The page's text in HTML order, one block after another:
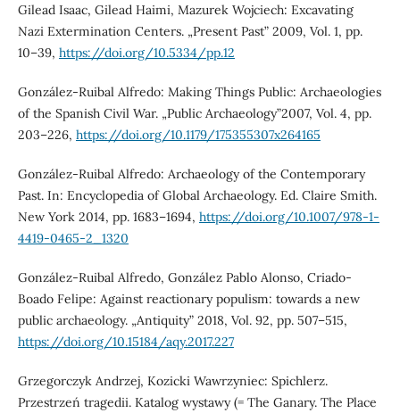
Gilead Isaac, Gilead Haimi, Mazurek Wojciech: Excavating
Nazi Extermination Centers. „Present Past” 2009, Vol. 1, pp.
10–39, https://doi.org/10.5334/pp.12
González-Ruibal Alfredo: Making Things Public: Archaeologies
of the Spanish Civil War. „Public Archaeology”2007, Vol. 4, pp.
203–226, https://doi.org/10.1179/175355307x264165
González-Ruibal Alfredo: Archaeology of the Contemporary
Past. In: Encyclopedia of Global Archaeology. Ed. Claire Smith.
New York 2014, pp. 1683–1694, https://doi.org/10.1007/978-1-
4419-0465-2_1320
González-Ruibal Alfredo, González Pablo Alonso, Criado-
Boado Felipe: Against reactionary populism: towards a new
public archaeology. „Antiquity” 2018, Vol. 92, pp. 507–515,
https://doi.org/10.15184/aqy.2017.227
Grzegorczyk Andrzej, Kozicki Wawrzyniec: Spichlerz.
Przestrzeń tragedii. Katalog wystawy (= The Ganary. The Place